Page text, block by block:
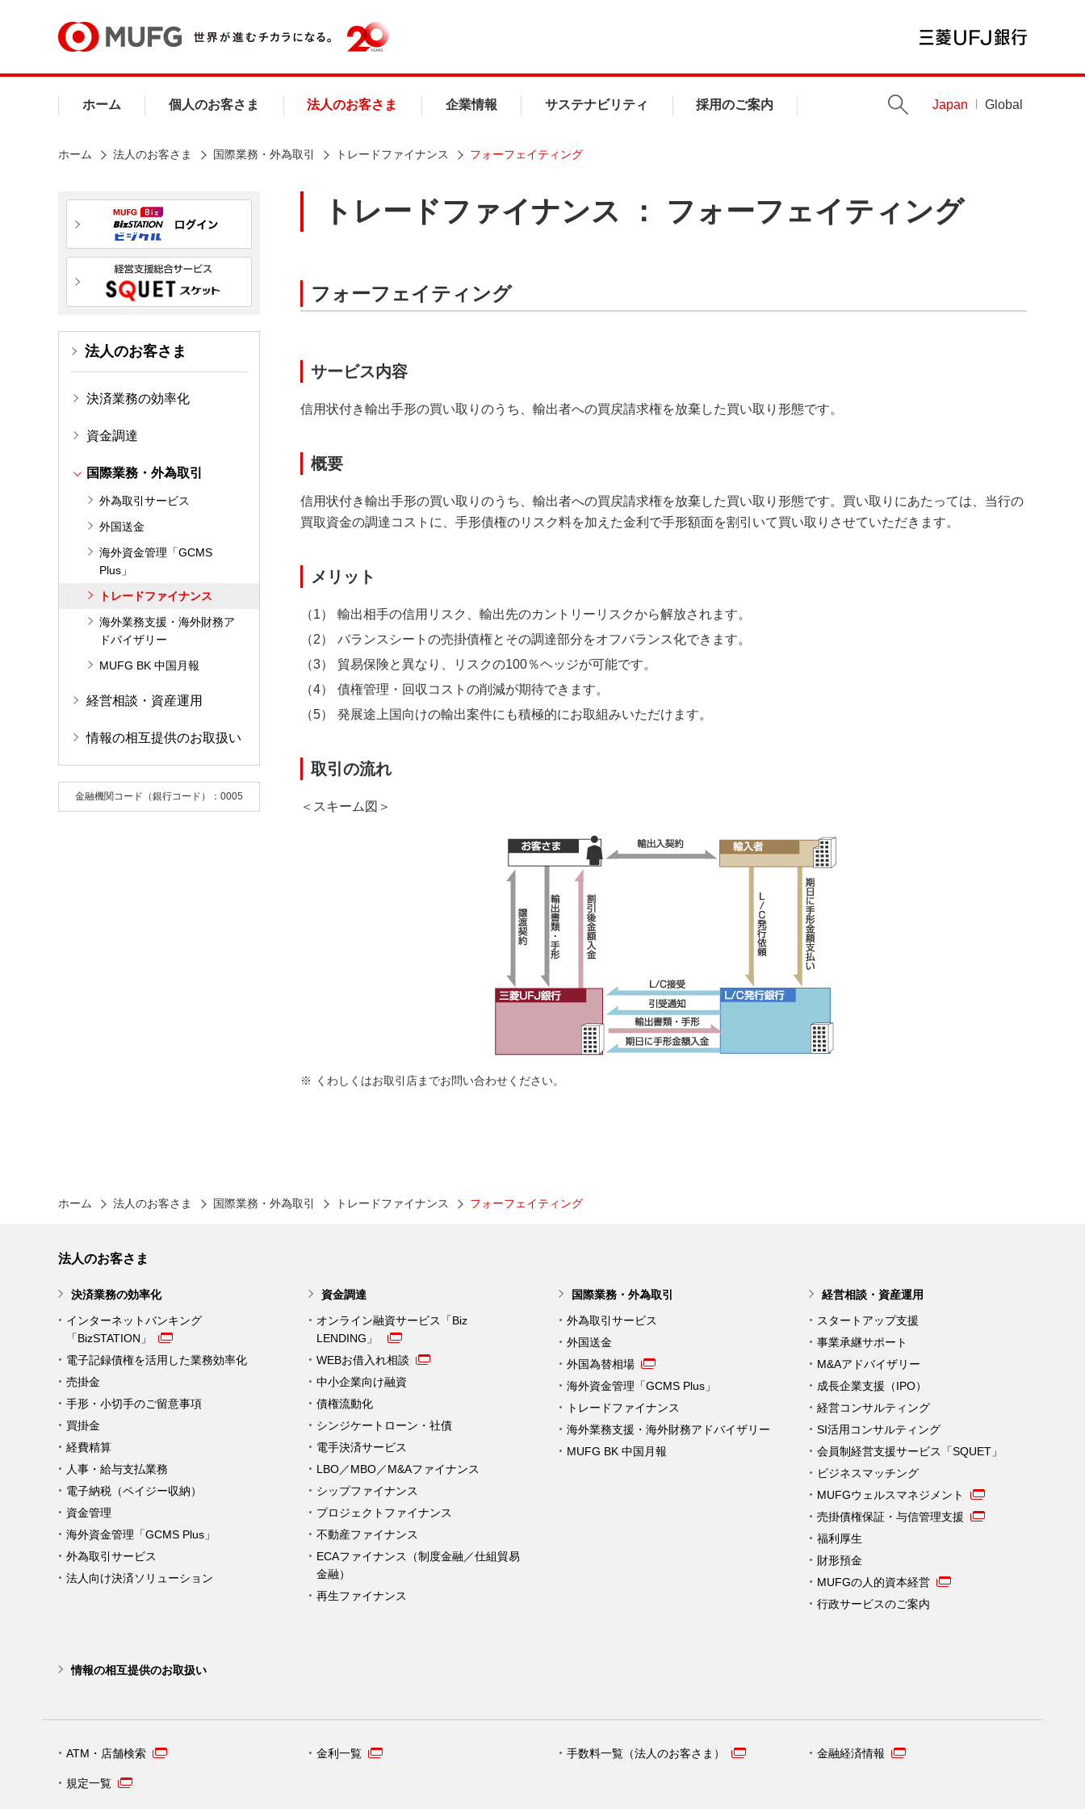
ホーム 個人のお客さま 法人のお客さま 企業情報 サステナビリティ 採用のご案内 Japan Global
ホーム 法人のお客さま 国際業務・外為取引 トレードファイナンス フォーフェイティング
法人のお客さま
決済業務の効率化
資金調達
国際業務・外為取引
外為取引サービス
外国送金
海外資金管理「GCMS
Plus」
トレードファイナンス
海外業務支援・海外財務ア
ドバイザリー
MUFG BK 中国月報
経営相談・資産運用
情報の相互提供のお取扱い
金融機関コード（銀行コード）：0005
トレードファイナンス ： フォーフェイティング
フォーフェイティング
サービス内容
信用状付き輸出手形の買い取りのうち、輸出者への買戻請求権を放棄した買い取り形態です。
概要
信用状付き輸出手形の買い取りのうち、輸出者への買戻請求権を放棄した買い取り形態です。買い取りにあたっては、当行の
買取資金の調達コストに、手形債権のリスク料を加えた金利で手形額面を割引いて買い取りさせていただきます。
メリット
輸出相手の信用リスク、輸出先のカントリーリスクから解放されます。
バランスシートの売掛債権とその調達部分をオフバランス化できます。
貿易保険と異なり、リスクの100％ヘッジが可能です。
債権管理・回収コストの削減が期待できます。
発展途上国向けの輸出案件にも積極的にお取組みいただけます。
取引の流れ
＜スキーム図＞
くわしくはお取引店までお問い合わせください。
ホーム 法人のお客さま 国際業務・外為取引 トレードファイナンス フォーフェイティング
法人のお客さま
決済業務の効率化
インターネットバンキング
「BizSTATION」
電子記録債権を活用した業務効率化
売掛金
手形・小切手のご留意事項
買掛金
経費精算
人事・給与支払業務
電子納税（ペイジー収納）
資金管理
海外資金管理「GCMS Plus」
外為取引サービス
法人向け決済ソリューション
資金調達
オンライン融資サービス「Biz
LENDING」
WEBお借入れ相談
中小企業向け融資
債権流動化
シンジケートローン・社債
電手決済サービス
LBO／MBO／M&Aファイナンス
シップファイナンス
プロジェクトファイナンス
不動産ファイナンス
ECAファイナンス（制度金融／仕組貿易
金融）
再生ファイナンス
国際業務・外為取引
外為取引サービス
外国送金
外国為替相場
海外資金管理「GCMS Plus」
トレードファイナンス
海外業務支援・海外財務アドバイザリー
MUFG BK 中国月報
経営相談・資産運用
スタートアップ支援
事業承継サポート
M&Aアドバイザリー
成長企業支援（IPO）
経営コンサルティング
SI活用コンサルティング
会員制経営支援サービス「SQUET」
ビジネスマッチング
MUFGウェルスマネジメント
売掛債権保証・与信管理支援
福利厚生
財形預金
MUFGの人的資本経営
行政サービスのご案内
情報の相互提供のお取扱い
ATM・店舗検索 金利一覧 手数料一覧（法人のお客さま） 金融経済情報
規定一覧